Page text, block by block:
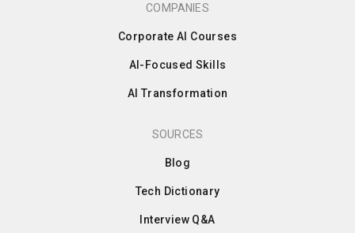
COMPANIES
Corporate AI Courses
AI-Focused Skills
AI Transformation
SOURCES
Blog
Tech Dictionary
Interview Q&A